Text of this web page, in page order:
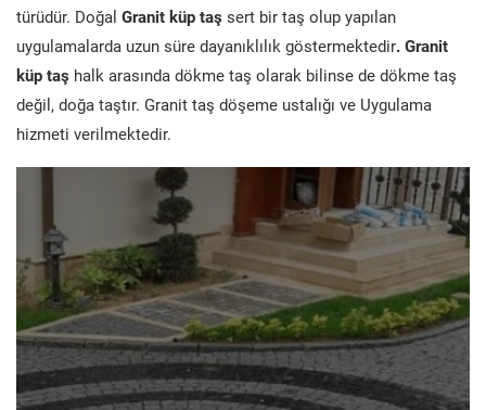
türüdür. Doğal Granit küp taş sert bir taş olup yapılan
uygulamalarda uzun süre dayanıklılık göstermektedir. Granit
küp taş halk arasında dökme taş olarak bilinse de dökme taş
değil, doğa taştır. Granit taş döşeme ustalığı ve Uygulama
hizmeti verilmektedir.